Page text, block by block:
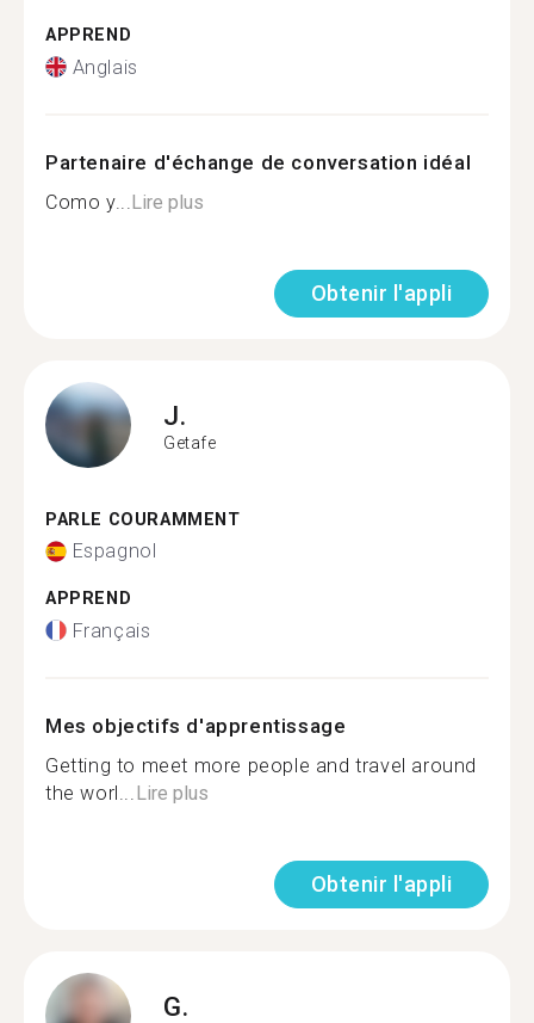
APPREND
Anglais
Partenaire d'échange de conversation idéal
Como y... Lire plus
Obtenir l'appli
J.
Getafe
PARLE COURAMMENT
Espagnol
APPREND
Français
Mes objectifs d'apprentissage
Getting to meet more people and travel around
the worl... Lire plus
Obtenir l'appli
G.